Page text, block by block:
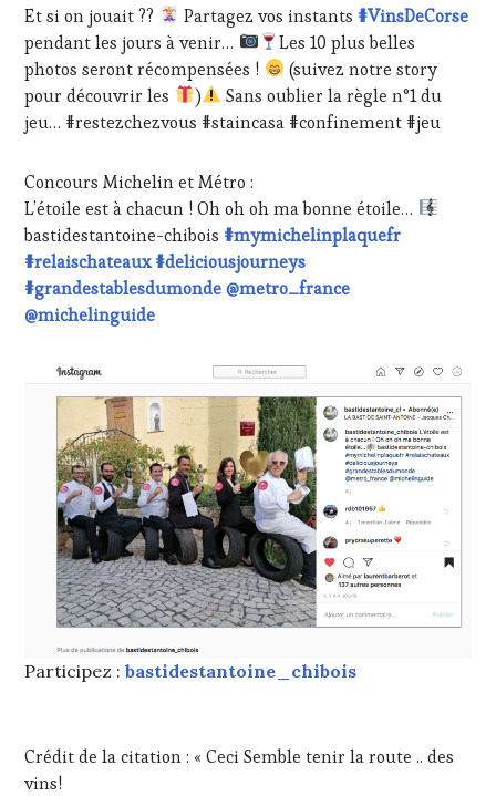
Et si on jouait ?? Partagez vos instants #VinsDeCorse
pendant les jours à venir…
Les 10 plus belles
photos seront récompensées !
(suivez notre story
pour découvrir les
)
Sans oublier la règle n°1 du
jeu… #restezchezvous #staincasa #confinement #jeu
Concours Michelin et Métro :
L’étoile est à chacun ! Oh oh oh ma bonne étoile…
bastidestantoine-chibois #mymichelinplaquefr
#relaischateaux #deliciousjourneys
#grandestablesdumonde @metro_france
@michelinguide
Participez :bastidestantoine_chibois
Crédit de la citation : « Ceci Semble tenir la route .. des
vins!